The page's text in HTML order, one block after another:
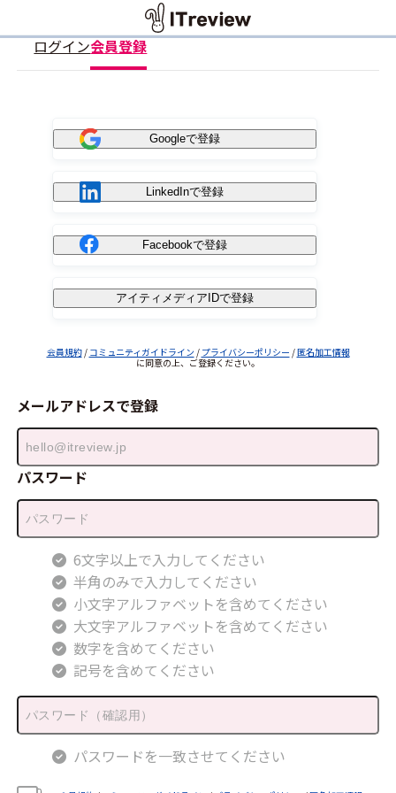
ログイン会員登録
Googleで登録
LinkedInで登録
Facebookで登録
アイティメディアIDで登録
会員規約/ コミュニティガイドライン / プライバシーポリシー /匿名加工情報
に同意の上、ご登録ください。
メールアドレスで登録
パスワード
6文字以上で入力してください
半角のみで入力してください
小文字アルファベットを含めてください
大文字アルファベットを含めてください
数字を含めてください
記号を含めてください
パスワードを一致させてください